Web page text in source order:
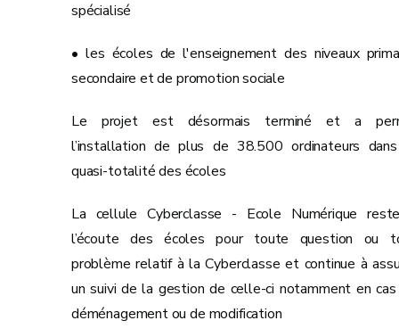
spécialisé
• les écoles de l'enseignement des niveaux
secondaire et de promotion sociale
Le projet est désormais terminé et a
l’installation de plus de 38.500 ordinateurs
quasi-totalité des écoles
La cellule Cyberclasse - Ecole Numérique
l’écoute des écoles pour toute question ou
problème relatif à la Cyberclasse et continue à
un suivi de la gestion de celle-ci notamment en
déménagement ou de modification